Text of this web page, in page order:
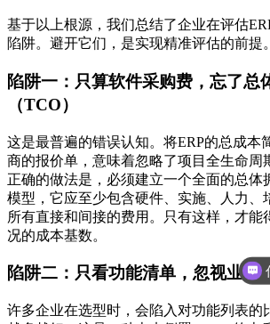
基于以上根源，我们总结了企业在评估
陷阱。避开它们，是实现精准评估的前提。
陷阱一：只算软件采购费，忘了总
（TCO）
这是最普遍的错误认知。将ERP的总成本
商的报价单，意味着忽略了项目全生命周
正确的做法是，必须建立一个全面的总体
模型，它应至少包含硬件、实施、人力、
所有直接和间接的费用。只有这样，才能
况的成本基数。
陷阱二：只看功能清单，忽视业务
许多企业在选型时，会陷入对功能列表的